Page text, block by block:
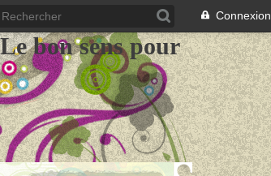
Connexion
bon sens pour